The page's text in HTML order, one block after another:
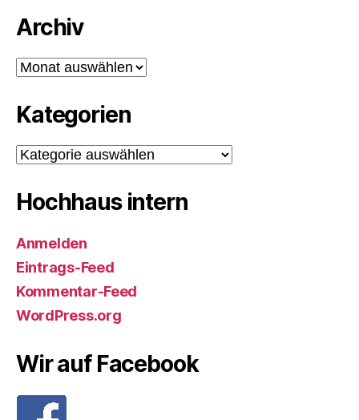
Archiv
Archiv
Kategorien
Kategorien
Hochhaus intern
Anmelden
Eintrags-Feed
Kommentar-Feed
WordPress.org
Wir auf Facebook